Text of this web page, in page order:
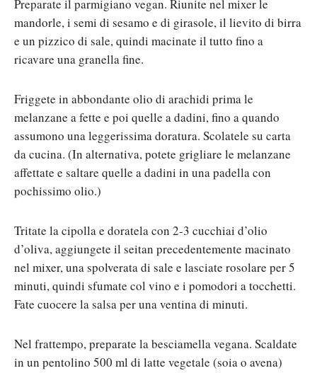
Preparate il parmigiano vegan. Riunite nel mixer le
mandorle, i semi di sesamo e di girasole, il lievito di birra
e un pizzico di sale, quindi macinate il tutto fino a
ricavare una granella fine.
Friggete in abbondante olio di arachidi prima le
melanzane a fette e poi quelle a dadini, fino a quando
assumono una leggerissima doratura. Scolatele su carta
da cucina. (In alternativa, potete grigliare le melanzane
affettate e saltare quelle a dadini in una padella con
pochissimo olio.)
Tritate la cipolla e doratela con 2-3 cucchiai d’olio
d’oliva, aggiungete il seitan precedentemente macinato
nel mixer, una spolverata di sale e lasciate rosolare per 5
minuti, quindi sfumate col vino e i pomodori a tocchetti.
Fate cuocere la salsa per una ventina di minuti.
Nel frattempo, preparate la besciamella vegana. Scaldate
in un pentolino 500 ml di latte vegetale (soia o avena)